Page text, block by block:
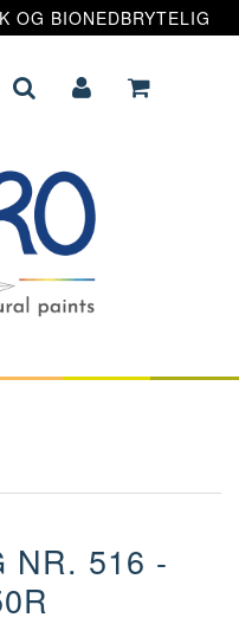
OG BIONEDBRYTELIG
NR. 516 -